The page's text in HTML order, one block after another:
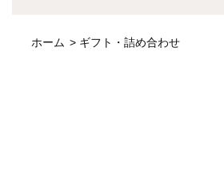
ホーム > ギフト・詰め合わせ